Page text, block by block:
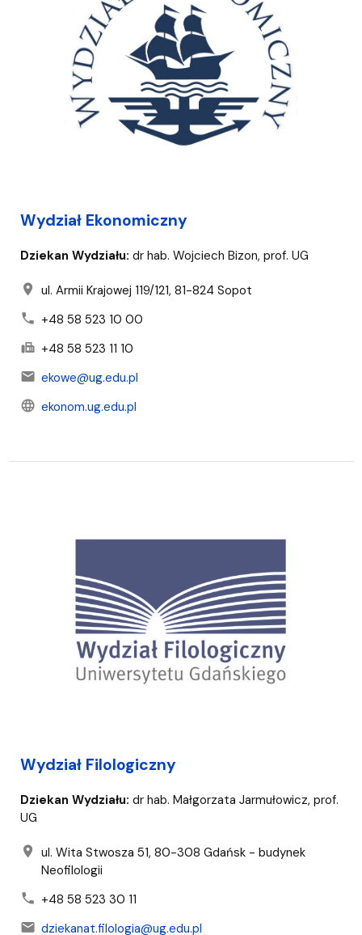
Wydział Ekonomiczny
Dziekan Wydziału: dr hab. Wojciech Bizon, prof. UG
location_on ul. Armii Krajowej 119/121, 81-824 Sopot
phone +48 58 523 10 00
fax +48 58 523 11 10
mail ekowe@ug.edu.pl
language ekonom.ug.edu.pl
Wydział Filologiczny
Dziekan Wydziału: dr hab. Małgorzata Jarmułowicz, prof.
UG
location_on ul. Wita Stwosza 51, 80-308 Gdańsk - budynek
Neofilologii
phone +48 58 523 30 11
mail dziekanat.filologia@ug.edu.pl